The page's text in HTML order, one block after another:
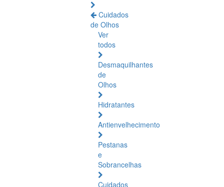
Cuidados
de Olhos
Ver
todos
Desmaquilhantes
de
Olhos
Hidratantes
Antienvelhecimento
Pestanas
e
Sobrancelhas
Cuidados